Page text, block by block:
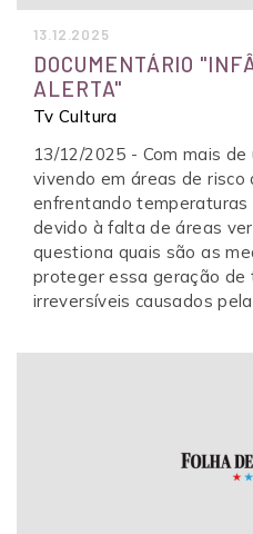
13.12.2025
DOCUMENTÁRIO
ALERTA"
Tv Cultura
13/12/2025 - Com mais de
vivendo em áreas de
enfrentando temperaturas
devido à falta de áreas
questiona quais são as
proteger essa geração de
irreversíveis causados